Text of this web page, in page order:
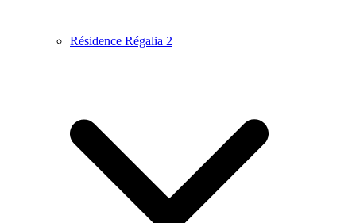
Résidence Régalia 2